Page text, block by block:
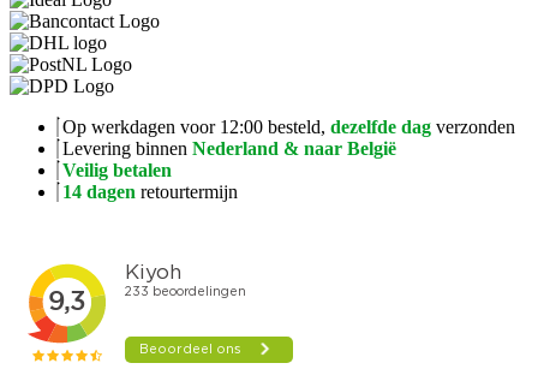
Op werkdagen voor 12:00 besteld, dezelfde dag verzonden
Levering binnen Nederland & naar België
Veilig betalen
14 dagen retourtermijn